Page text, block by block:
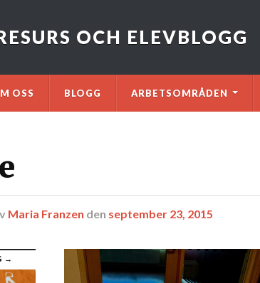
OCH ELEVBLOGG
OSS BLOGG ARBETSOMRÅDEN
Maria Franzen den september 23, 2015
→